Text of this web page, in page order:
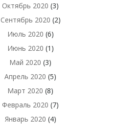
Октябрь 2020 (3)
Сентябрь 2020 (2)
Июль 2020 (6)
Июнь 2020 (1)
Май 2020 (3)
Апрель 2020 (5)
Март 2020 (8)
Февраль 2020 (7)
Январь 2020 (4)